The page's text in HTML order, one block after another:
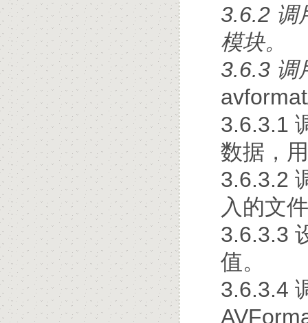
3.6.2 调
模块。
3.6.3 调
3.6.3.1
数据，
3.6.3.2
入的文
3.6.3.3
值。
3.6.3.4